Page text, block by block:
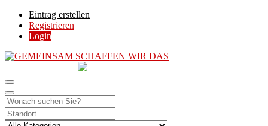
Eintrag erstellen
Registrieren
Login